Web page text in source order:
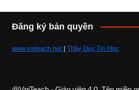
Đăng ký bản quyền
www.vniteach.net | Thầy Duy Tin Học